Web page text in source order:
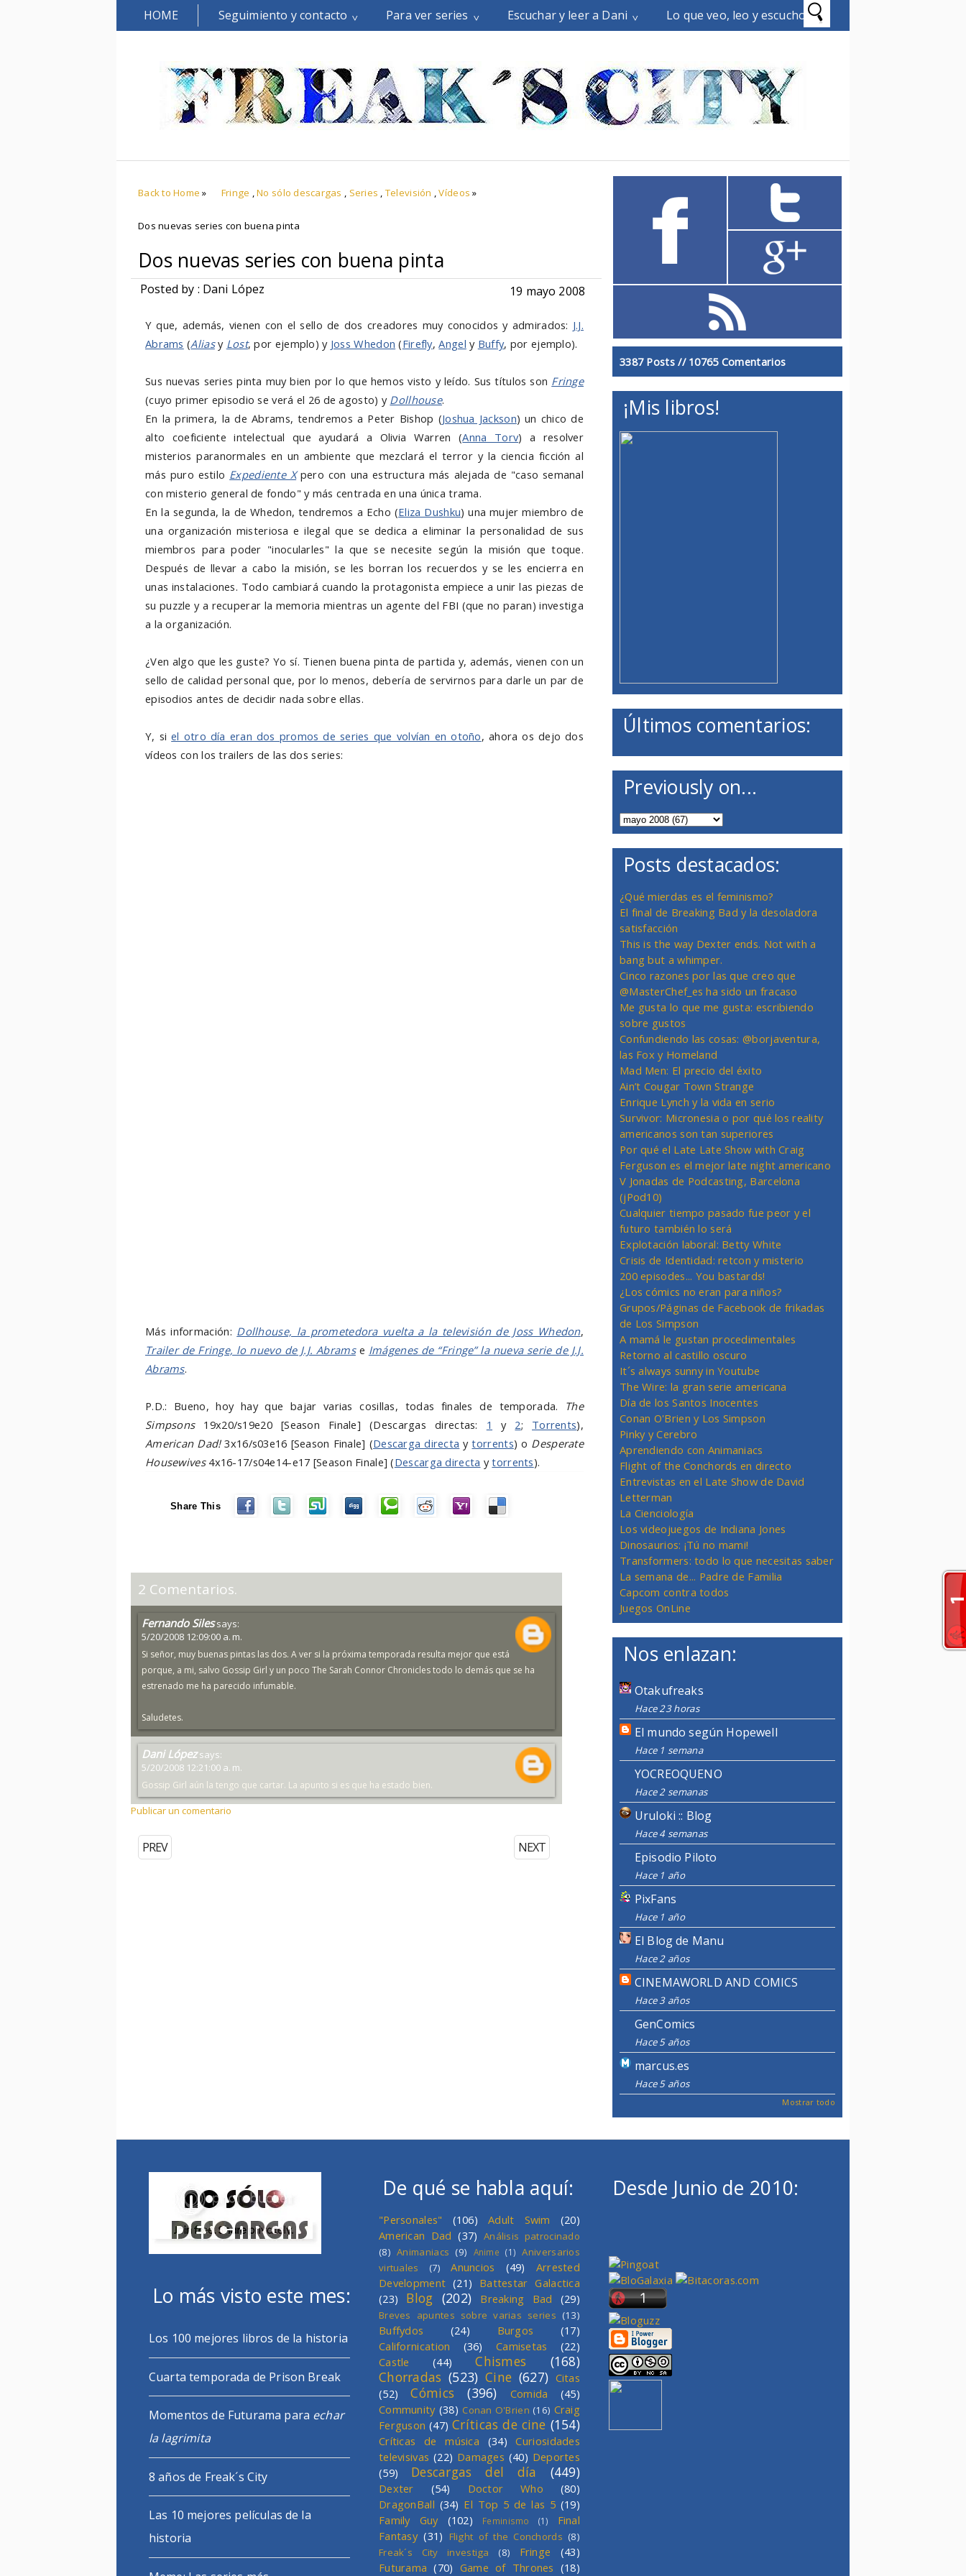
HOME Seguimiento y contacto Para ver series Escuchar y leer a Dani Lo que veo, leo y escucho
Back to Home » Fringe ,No sólo descargas , Series ,Televisión ,Vídeos »
Dos nuevas series con buena pinta
Dos nuevas series con buena pinta
Posted by : Dani López 19 mayo 2008
Y que, además, vienen con el sello de dos creadores muy conocidos y admirados: J.J.
Abrams (Aliasy Lost, por ejemplo) y Joss Whedon (Firefly,Angel y Buffy, por ejemplo).
Sus nuevas series pinta muy bien por lo que hemos visto y leído. Sus títulos son Fringe
(cuyo primer episodio se verá el 26 de agosto) y Dollhouse.
En la primera, la de Abrams, tendremos a Peter Bishop (Joshua Jackson) un chico de
alto coeficiente intelectual que ayudará a Olivia Warren (Anna Torv) a resolver
misterios paranormales en un ambiente que mezclará el terror y la ciencia ficción al
más puro estilo Expediente Xpero con una estructura más alejada de "caso semanal
con misterio general de fondo" y más centrada en una única trama.
En la segunda, la de Whedon, tendremos a Echo (Eliza Dushku) una mujer miembro de
una organización misteriosa e ilegal que se dedica a eliminar la personalidad de sus
miembros para poder "inocularles" la que se necesite según la misión que toque.
Después de llevar a cabo la misión, se les borran los recuerdos y se les encierra en
unas instalaciones. Todo cambiará cuando la protagonista empiece a unir las piezas de
su puzzle y a recuperar la memoria mientras un agente del FBI (que no paran) investiga
a la organización.
¿Ven algo que les guste? Yo sí. Tienen buena pinta de partida y, además, vienen con un
sello de calidad personal que, por lo menos, debería de servirnos para darle un par de
episodios antes de decidir nada sobre ellas.
Y, siel otro día eran dos promos de series que volvían en otoño, ahora os dejo dos
vídeos con los trailers de las dos series:
Más información: Dollhouse, la prometedora vuelta a la televisión de Joss Whedon,
Trailer de Fringe, lo nuevo de J.J. Abramse Imágenes de “Fringe” la nueva serie de J.J.
Abrams.
P.D.: Bueno, hoy hay que bajar varias cosillas, todas finales de temporada. The
Simpsons19x20/s19e20 [Season Finale] (Descargas directas: 1 y 2; Torrents),
American Dad!3x16/s03e16 [Season Finale] (Descarga directa ytorrents) o Desperate
Housewives4x16-17/s04e14-e17 [Season Finale] (Descarga directa ytorrents).
Share This
2 Comentarios.
Fernando Siles says:
5/20/2008 12:09:00 a. m.
Si señor, muy buenas pintas las dos. A ver si la próxima temporada resulta mejor que está
porque, a mi, salvo Gossip Girl y un poco The Sarah Connor Chronicles todo lo demás que se ha
estrenado me ha parecido infumable.
Saludetes.
Dani López says:
5/20/2008 12:21:00 a. m.
Gossip Girl aún la tengo que cartar. La apunto si es que ha estado bien.
Publicar un comentario
NEXT
PREV
3387 Posts // 10765 Comentarios
¡Mis libros!
Últimos comentarios:
Previously on...
Posts destacados:
¿Qué mierdas es el feminismo?
El final de Breaking Bad y la desoladora
satisfacción
This is the way Dexter ends. Not with a
bang but a whimper.
Cinco razones por las que creo que
@MasterChef_es ha sido un fracaso
Me gusta lo que me gusta: escribiendo
sobre gustos
Confundiendo las cosas: @borjaventura,
las Fox y Homeland
Mad Men: El precio del éxito
Ain’t Cougar Town Strange
Enrique Lynch y la vida en serio
Survivor: Micronesia o por qué los reality
americanos son tan superiores
Por qué el Late Late Show with Craig
Ferguson es el mejor late night americano
V Jonadas de Podcasting, Barcelona
(jPod10)
Cualquier tiempo pasado fue peor y el
futuro también lo será
Explotación laboral: Betty White
Crisis de Identidad: retcon y misterio
200 episodes... You bastards!
¿Los cómics no eran para niños?
Grupos/Páginas de Facebook de frikadas
de Los Simpson
A mamá le gustan procedimentales
Retorno al castillo oscuro
It´s always sunny in Youtube
The Wire: la gran serie americana
Día de los Santos Inocentes
Conan O'Brien y Los Simpson
Pinky y Cerebro
Aprendiendo con Animaniacs
Flight of the Conchords en directo
Entrevistas en el Late Show de David
Letterman
La Cienciología
Los videojuegos de Indiana Jones
Dinosaurios: ¡Tú no mami!
Transformers: todo lo que necesitas saber
La semana de... Padre de Familia
Capcom contra todos
Juegos OnLine
Nos enlazan:
Otakufreaks
Hace 23 horas
El mundo según Hopewell
Hace 1 semana
YOCREOQUENO
Hace 2 semanas
Uruloki :: Blog
Hace 4 semanas
Episodio Piloto
Hace 1 año
PixFans
Hace 1 año
El Blog de Manu
Hace 2 años
CINEMAWORLD AND COMICS
Hace 3 años
GenComics
Hace 5 años
marcus.es
Hace 5 años
Mostrar todo
Lo más visto este mes:
Los 100 mejores libros de la historia
Cuarta temporada de Prison Break
Momentos de Futurama para echar
la lagrimita
8 años de Freak´s City
Las 10 mejores películas de la
historia
De qué se habla aquí:
"Personales" (106) Adult Swim
(20)
American Dad (37) Análisis patrocinado
(8) Animaniacs (9) Anime (1) Aniversarios
virtuales
(7) Anuncios (49)
Arrested
Development (21) Battestar Galactica
(23)
Blog (202) Breaking Bad (29)
Breves apuntes sobre varias series (13)
Buffydos (24) Burgos
(17)
Californication
(36) Camisetas
(22)
Castle
(44) Chismes
(168)
Chorradas (523) Cine (627) Citas
(52)
Cómics (396) Comida
(45)
Community (38) Conan O'Brien (16) Craig
Ferguson (47) Críticas de cine (154)
Críticas de música (34)
Curiosidades
televisivas (22) Damages (40) Deportes
(59)
Descargas del día (449)
Dexter (54) Doctor Who
(80)
DragonBall (34) El Top 5 de las 5 (19)
Family Guy
(102) Feminismo (1)
Final
Fantasy (31) Flight of the Conchords (8)
Freak´s City investiga
(8) Fringe
(43)
Futurama (70) Game of Thrones (18)
Desde Junio de 2010: